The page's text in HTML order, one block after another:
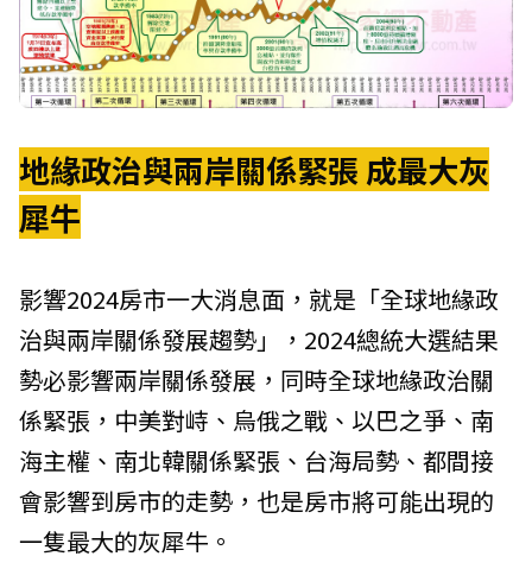
地緣政治與兩岸關係緊張 成最大灰
犀牛
影響2024房市一大消息面，就是「全球地緣政
治與兩岸關係發展趨勢」，2024總統大選結果
勢必影響兩岸關係發展，同時全球地緣政治關
係緊張，中美對峙、烏俄之戰、以巴之爭、南
海主權、南北韓關係緊張、台海局勢、都間接
會影響到房市的走勢，也是房市將可能出現的
一隻最大的灰犀牛。